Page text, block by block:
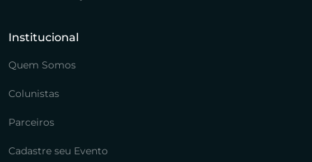
Institucional
Quem Somos
Colunistas
Parceiros
Cadastre seu Evento